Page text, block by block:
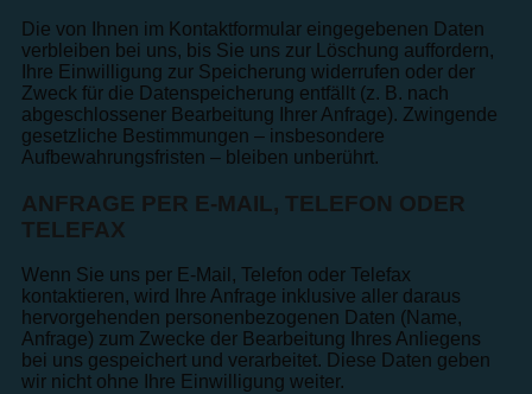
Die von Ihnen im Kontaktformular eingegebenen Daten
verbleiben bei uns, bis Sie uns zur Löschung auffordern,
Ihre Einwilligung zur Speicherung widerrufen oder der
Zweck für die Datenspeicherung entfällt (z. B. nach
abgeschlossener Bearbeitung Ihrer Anfrage). Zwingende
gesetzliche Bestimmungen – insbesondere
Aufbewahrungsfristen – bleiben unberührt.
ANFRAGE PER E-MAIL, TELEFON ODER
TELEFAX
Wenn Sie uns per E-Mail, Telefon oder Telefax
kontaktieren, wird Ihre Anfrage inklusive aller daraus
hervorgehenden personenbezogenen Daten (Name,
Anfrage) zum Zwecke der Bearbeitung Ihres Anliegens
bei uns gespeichert und verarbeitet. Diese Daten geben
wir nicht ohne Ihre Einwilligung weiter.